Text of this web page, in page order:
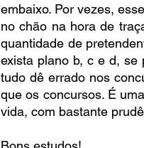
embaixo. Por vezes,
no chão na hora de
quantidade de
exista plano b, c e d, se
tudo dê errado nos
que os concursos. É
vida, com bastante